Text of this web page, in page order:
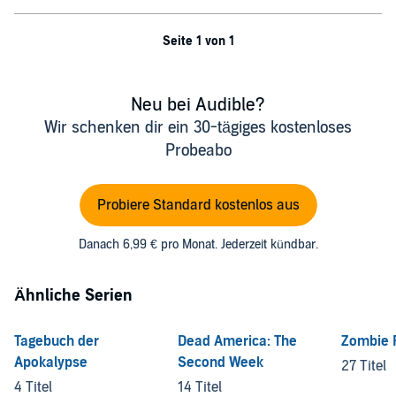
Seite 1 von 1
Neu bei Audible?
Wir schenken dir ein 30-tägiges kostenloses
Probeabo
Probiere Standard kostenlos aus
Danach 6,99 € pro Monat. Jederzeit kündbar.
Ähnliche Serien
Tagebuch der
Apokalypse
4 Titel
Dead America: The
Second Week
14 Titel
Zombie
27 Titel